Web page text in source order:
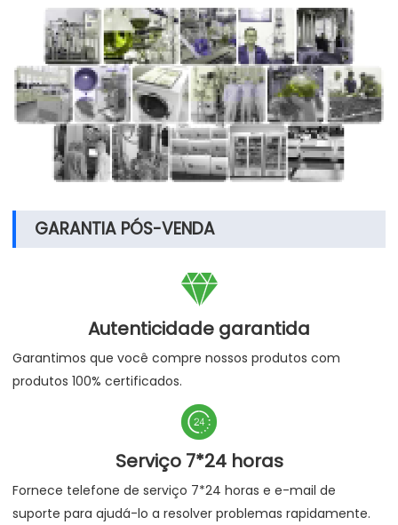
GARANTIA PÓS-VENDA

Autenticidade garantida
Garantimos que você compre nossos produtos com
produtos 100% certificados.

Serviço 7*24 horas
Fornece telefone de serviço 7*24 horas e e-mail de
suporte para ajudá-lo a resolver problemas rapidamente.